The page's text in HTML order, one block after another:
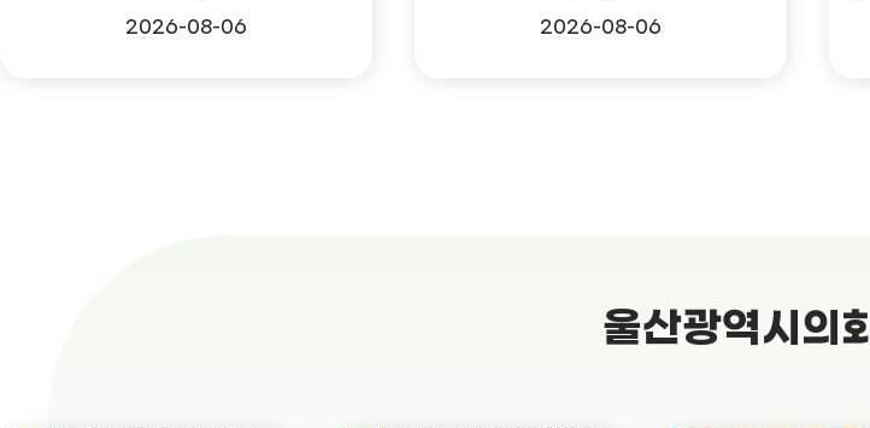
2026-08-06 2026-08-06
울산광역시의회